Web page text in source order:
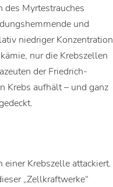
Myrtestrauches
und
niedriger Konzentration
nur die Krebszellen
der Friedrich-
Krebs aufhält – und ganz
Krebszelle attackiert.
„Zellkraftwerke“